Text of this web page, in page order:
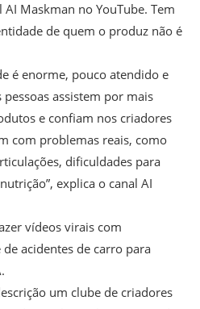
Maskman no YouTube. Tem
de quem o produz não é
é enorme, pouco atendido e
assistem por mais
e confiam nos criadores
com problemas reais, como
dificuldades para
explica o canal AI
vídeos virais com
acidentes de carro para
um clube de criadores